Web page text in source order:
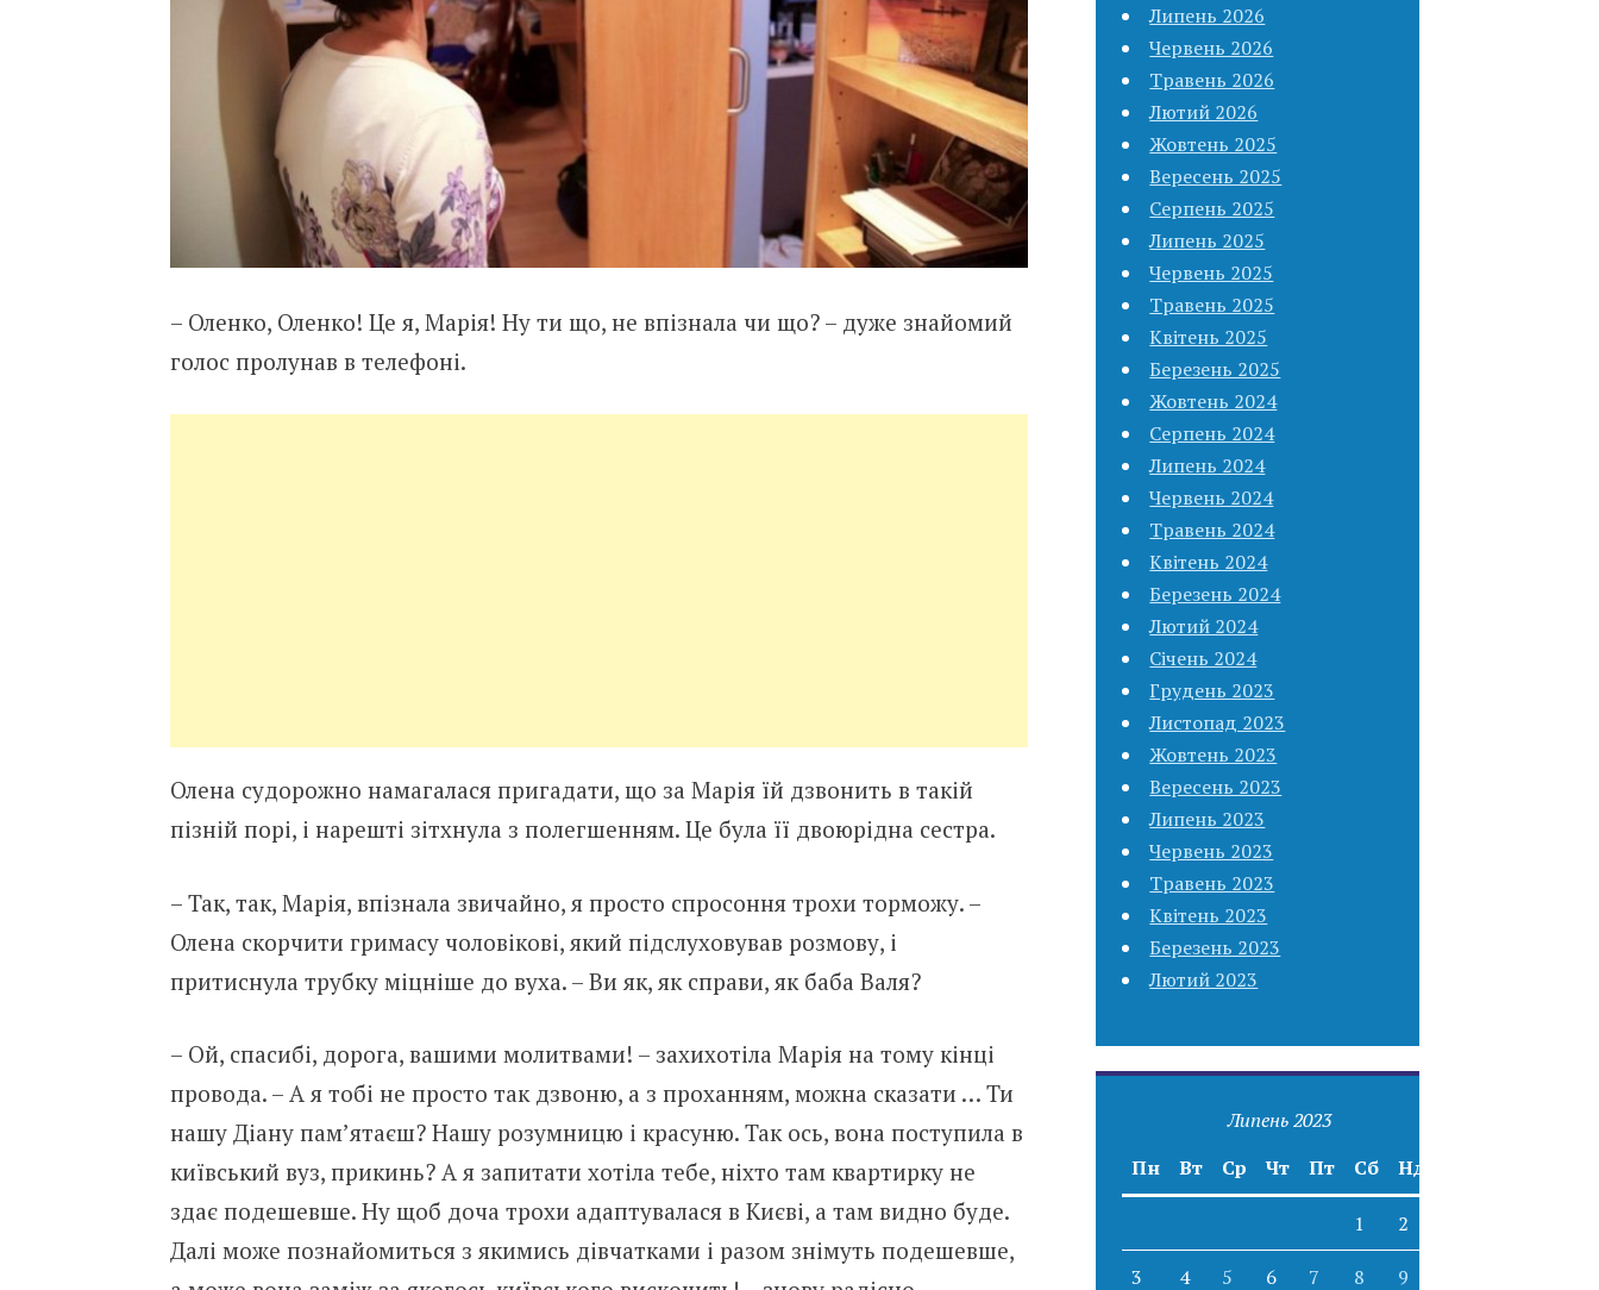
– Оленко, Оленко! Це я, Марія! Ну ти що, не впізнала чи що? – дуже знайомий
голос пролунав в телефоні.
Олена судорожно намагалася пригадати, що за Марія їй дзвонить в такій
пізній порі, і нарешті зітхнула з полегшенням. Це була її двоюрідна сестра.
– Так, так, Марія, впізнала звичайно, я просто спросоння трохи торможу. –
Олена скорчити гримасу чоловікові, який підслуховував розмову, і
притиснула трубку міцніше до вуха. – Ви як, як справи, як баба Валя?
– Ой, спасибі, дорога, вашими молитвами! – захихотіла Марія на тому кінці
провода. – А я тобі не просто так дзвоню, а з проханням, можна сказати … Ти
нашу Діану пам’ятаєш? Нашу розумницю і красуню. Так ось, вона поступила в
київський вуз, прикинь? А я запитати хотіла тебе, ніхто там квартирку не
здає подешевше. Ну щоб доча трохи адаптувалася в Києві, а там видно буде.
Далі може познайомиться з якимись дівчатками і разом знімуть подешевше,
Липень 2026
Червень 2026
Травень 2026
Лютий 2026
Жовтень 2025
Вересень 2025
Серпень 2025
Липень 2025
Червень 2025
Травень 2025
Квітень 2025
Березень 2025
Жовтень 2024
Серпень 2024
Липень 2024
Червень 2024
Травень 2024
Квітень 2024
Березень 2024
Лютий 2024
Січень 2024
Грудень 2023
Листопад 2023
Жовтень 2023
Вересень 2023
Липень 2023
Червень 2023
Травень 2023
Квітень 2023
Березень 2023
Лютий 2023
Липень 2023
Пн
Вт Ср Чт Пт Сб Нд
1 2
3 4 5 6 7 8 9